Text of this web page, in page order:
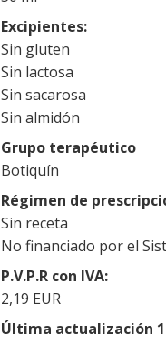
Excipientes
Sin gluten
Sin lactosa
Sin sacarosa
Sin almidón
Grupo terapéutico
Botiquín
Régimen de
Sin receta
No financiado por el
P.V.P.R con IVA
2,19 EUR
Última actualización